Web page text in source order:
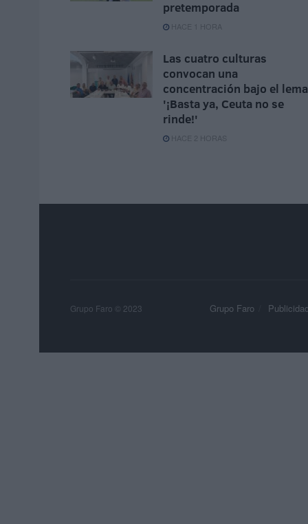
pretemporada
HACE 1 HORA
Las cuatro culturas
convocan una
concentración bajo el lema
'¡Basta ya, Ceuta no se
rinde!'
HACE 2 HORAS
Grupo Faro Publicidad
Grupo Faro © 2023